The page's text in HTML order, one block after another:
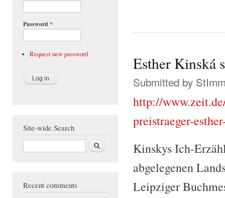
Password *
Request new password
Site-wide Search
Search
Recent comments
Esther Kinská
Submitted by
http://
preistraeger-
Kinskys Ich-
abgelegenen
Leipziger